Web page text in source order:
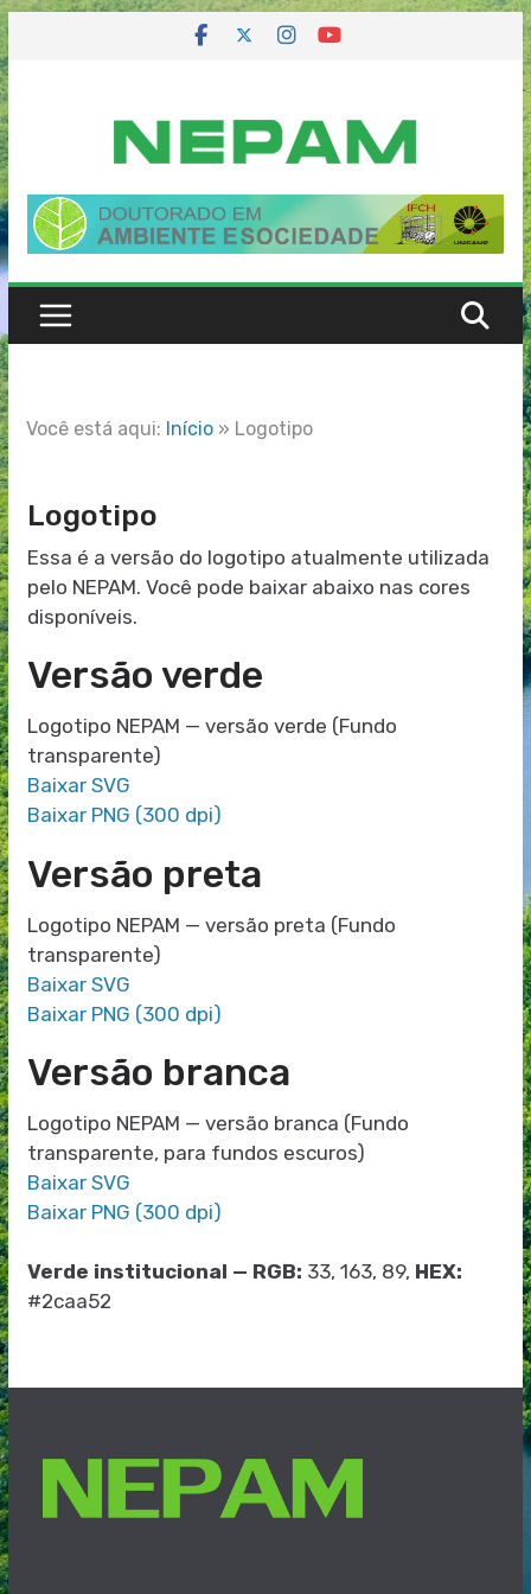
Skip
to
content
Você está aqui: Início» Logotipo
Logotipo
Essa é a versão do logotipo atualmente utilizada
pelo NEPAM. Você pode baixar abaixo nas cores
disponíveis.
Versão verde
Logotipo NEPAM — versão verde (Fundo
transparente)
Baixar SVG
Baixar PNG (300 dpi)
Versão preta
Logotipo NEPAM — versão preta (Fundo
transparente)
Baixar SVG
Baixar PNG (300 dpi)
Versão branca
Logotipo NEPAM — versão branca (Fundo
transparente, para fundos escuros)
Baixar SVG
Baixar PNG (300 dpi)
Verde institucional — RGB: 33, 163, 89, HEX:
#2caa52